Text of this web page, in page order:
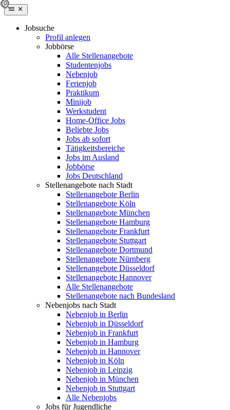
Jobsuche
Profil anlegen
Jobbörse
Alle Stellenangebote
Studentenjobs
Nebenjob
Ferienjob
Praktikum
Minijob
Werkstudent
Home-Office Jobs
Beliebte Jobs
Jobs ab sofort
Tätigkeitsbereiche
Jobs im Ausland
Jobbörse
Jobs Deutschland
Stellenangebote nach Stadt
Stellenangebote Berlin
Stellenangebote Köln
Stellenangebote München
Stellenangebote Hamburg
Stellenangebote Frankfurt
Stellenangebote Stuttgart
Stellenangebote Dortmund
Stellenangebote Nürnberg
Stellenangebote Düsseldorf
Stellenangebote Hannover
Alle Stellenangebote
Stellenangebote nach Bundesland
Nebenjobs nach Stadt
Nebenjob in Berlin
Nebenjob in Düsseldorf
Nebenjob in Frankfurt
Nebenjob in Hamburg
Nebenjob in Hannover
Nebenjob in Köln
Nebenjob in Leipzig
Nebenjob in München
Nebenjob in Stuttgart
Alle Nebenjobs
Jobs für Jugendliche